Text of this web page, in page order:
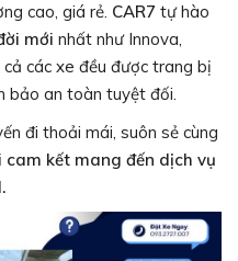
cao, giá rẻ. CAR7 tự hào
mới nhất như Innova,
các xe đều được trang bị
bảo an toàn tuyệt đối.
đi thoải mái, suôn sẻ cùng
cam kết mang đến dịch vụ